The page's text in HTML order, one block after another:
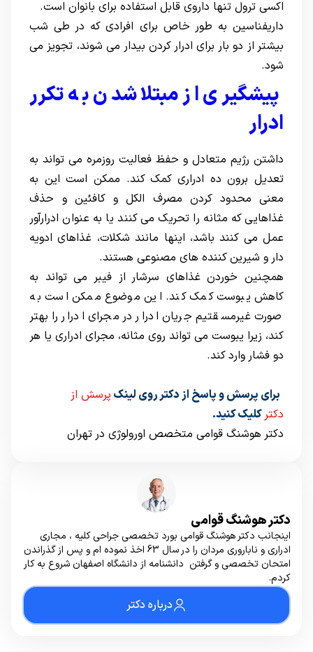
اکسی ترول تنها داروی قابل استفاده برای بانوان است.
داریفناسین به طور خاص برای افرادی که در طی شب
بیشتر از دو بار برای ادرار کردن بیدار می شوند، تجویز می
شود.
پیشگیری از مبتلا شدن به تکرر
ادرار
داشتن رژیم متعادل و حفظ فعالیت روزمره می تواند به
تعدیل برون ده ادراری کمک کند. ممکن است این به
معنی محدود کردن مصرف الکل و کافئین و حذف
غذاهایی که مثانه را تحریک می کنند یا به عنوان ادرارآور
عمل می کنند باشد، اینها مانند شکلات، غذاهای ادویه
دار و شیرین کننده های مصنوعی هستند.
همچنین خوردن غذاهای سرشار از فیبر می تواند به
کاهش یبوست کمک کند. این موضوع ممکن است به
صورت غیرمسقتیم جریان ادرار در مجرای ادرار را بهتر
کند، زیرا یبوست می تواند روی مثانه، مجرای ادراری یا هر
دو فشار وارد کند.
برای پرسش و پاسخ از دکتر روی لینک پرسش از
دکترکلیک کنید.
دکتر هوشنگ قوامی متخصص اورولوژی در تهران
دکتر هوشنگ قوامی
اینجانب دکتر هوشنگ قوامی بورد تخصصی جراحی کلیه ، مجاری
ادراری و ناباروری مردان را در سال 63 اخذ نموده ام و پس از گذراندن
امتحان تخصصی و گرفتن دانشنامه از دانشگاه اصفهان شروع به کار
کردم.
درباره دکتر